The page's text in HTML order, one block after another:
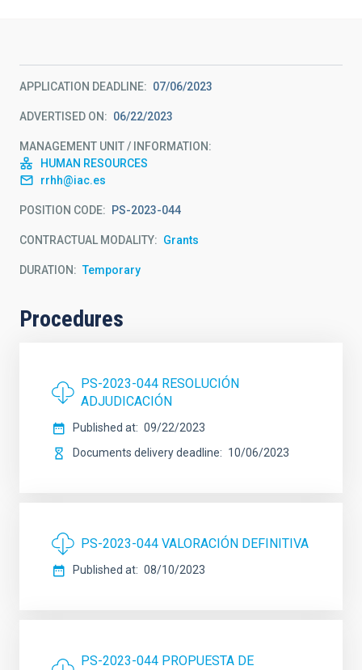
APPLICATION DEADLINE 07/06/2023
ADVERTISED ON 06/22/2023
MANAGEMENT UNIT / INFORMATION
HUMAN RESOURCES
rrhh@iac.es
POSITION CODE PS-2023-044
CONTRACTUAL MODALITY Grants
DURATION Temporary
Procedures
PS-2023-044 RESOLUCIÓN
ADJUDICACIÓN
Published at
09/22/2023
Documents delivery deadline
10/06/2023
PS-2023-044 VALORACIÓN DEFINITIVA
Published at 08/10/2023
PS-2023-044 PROPUESTA DE